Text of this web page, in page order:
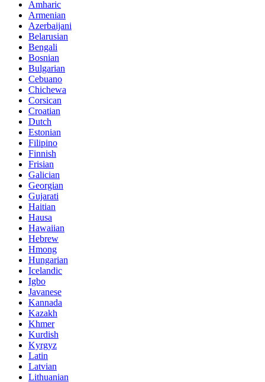
Amharic
Armenian
Azerbaijani
Belarusian
Bengali
Bosnian
Bulgarian
Cebuano
Chichewa
Corsican
Croatian
Dutch
Estonian
Filipino
Finnish
Frisian
Galician
Georgian
Gujarati
Haitian
Hausa
Hawaiian
Hebrew
Hmong
Hungarian
Icelandic
Igbo
Javanese
Kannada
Kazakh
Khmer
Kurdish
Kyrgyz
Latin
Latvian
Lithuanian